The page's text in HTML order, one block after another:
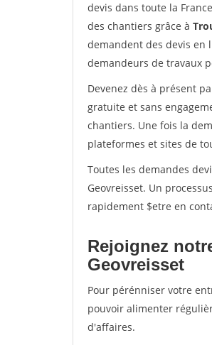
devis dans toute la
des chantiers grâce à
demandent des devis en
demandeurs de travaux
Devenez dès à présent
gratuite et sans
chantiers. Une fois la
plateformes et sites de
Toutes les demandes
Geovreisset. Un
rapidement $etre en
Rejoignez
Geovreisset
Pour pérénniser votre
pouvoir alimenter
d'affaires.